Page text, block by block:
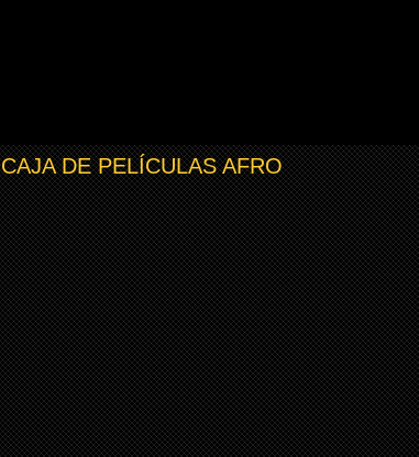
CAJA DE PELÍCULAS AFRO